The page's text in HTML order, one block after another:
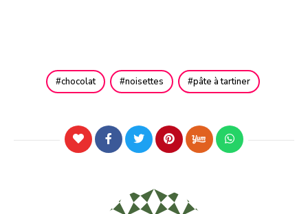
chocolat noisettes pâte à tartiner